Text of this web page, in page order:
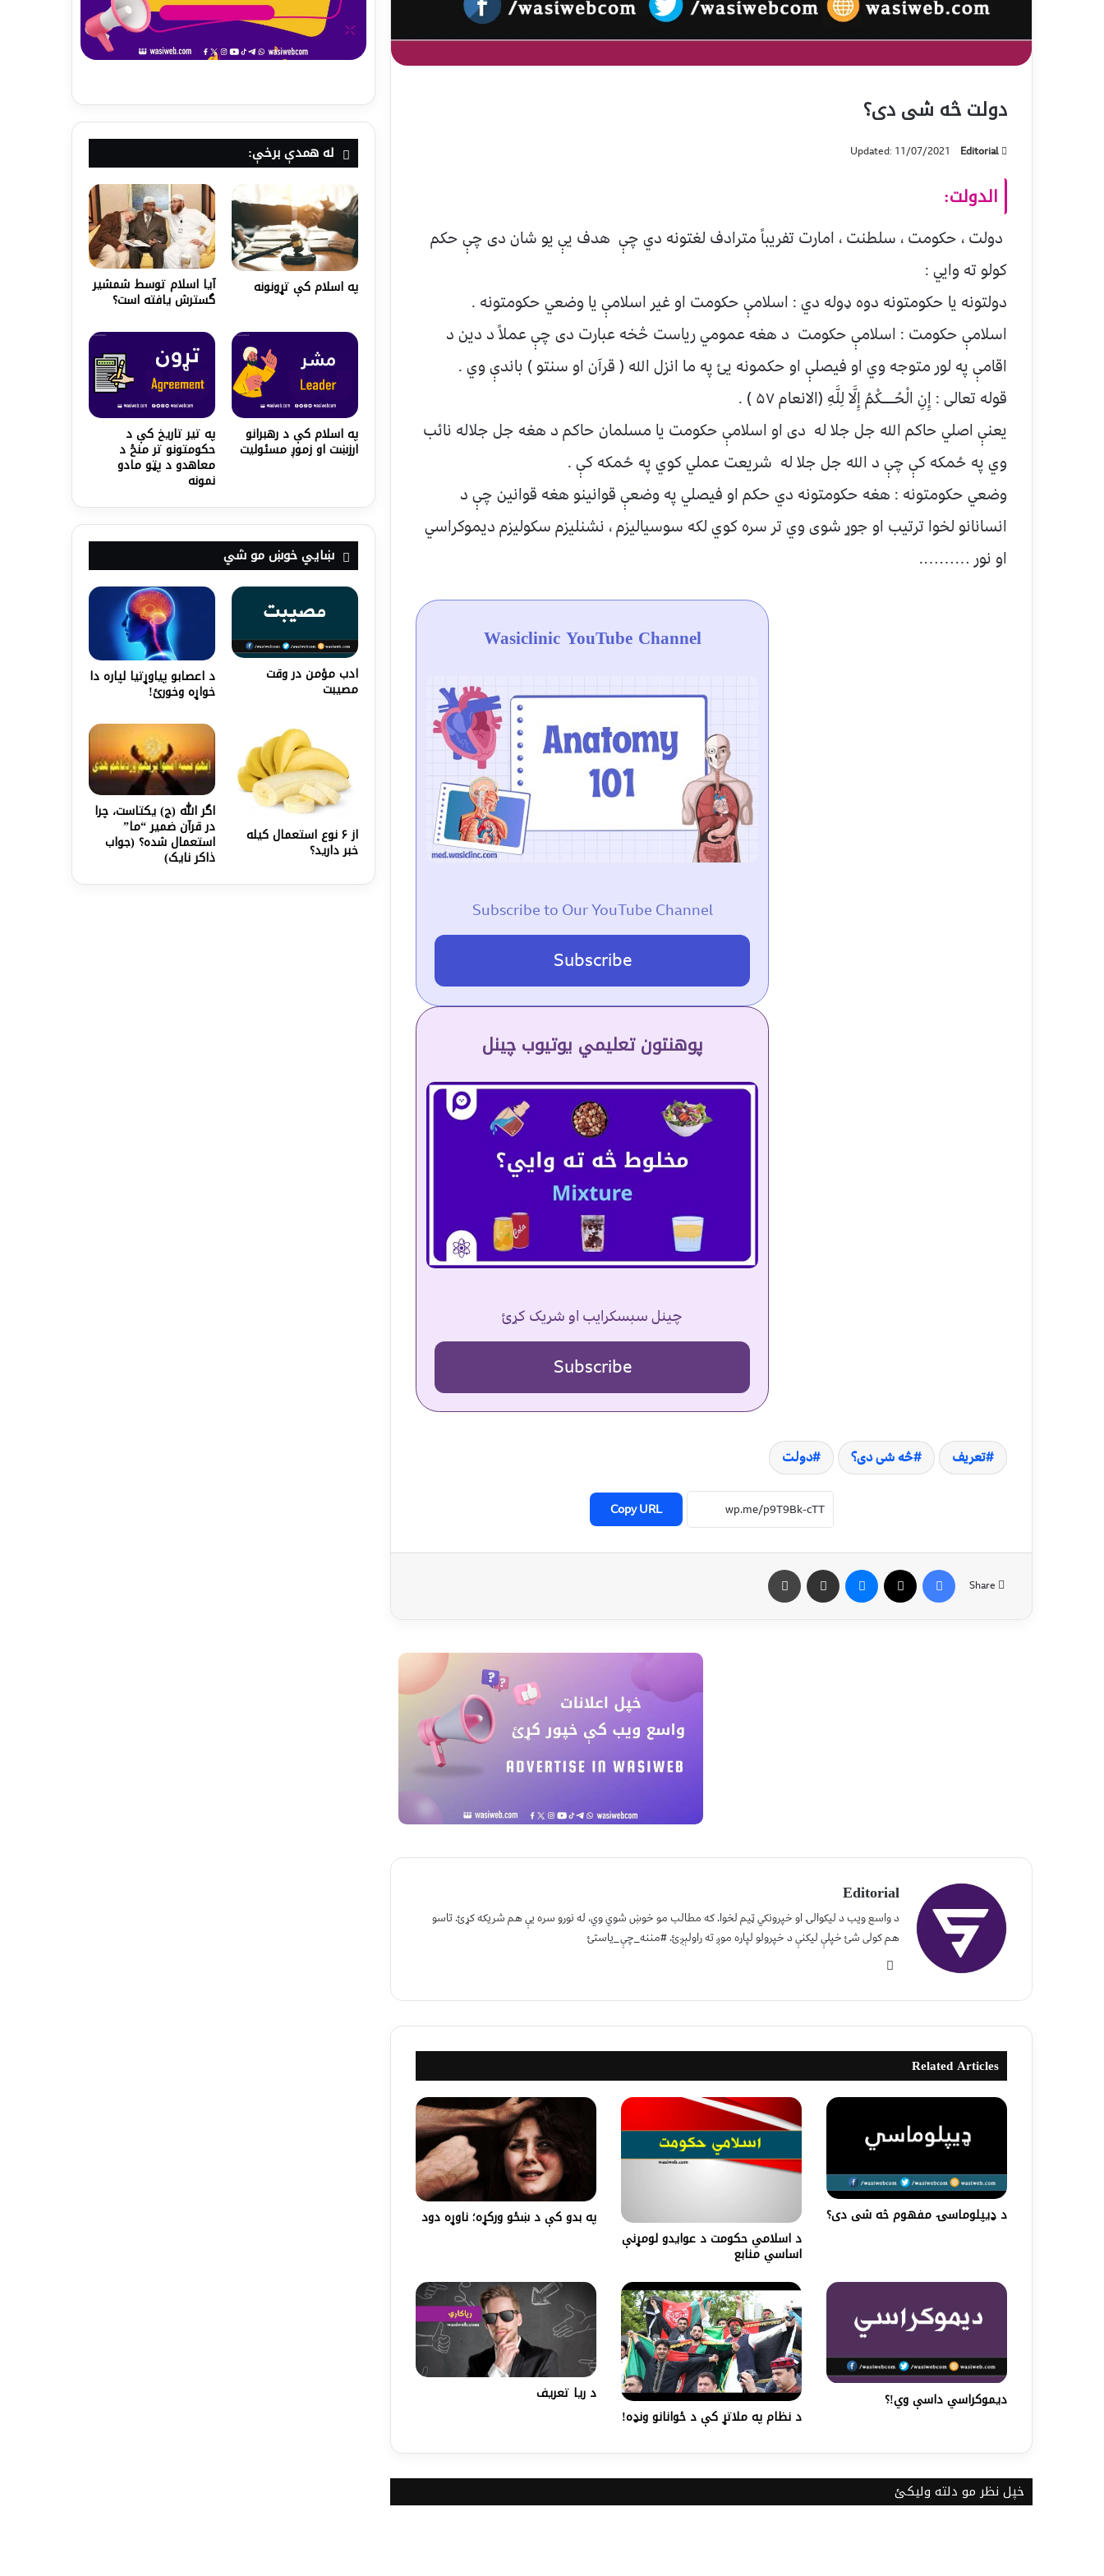
دولت څه شی دی؟
Editorial
Updated: 11/07/2021
الدولت:
دولت ، حکومت ، سلطنت ، امارت تفريباً مترادف لغتونه دي چې هدف يې يو شان دی چې حکم
کولو ته وايي :
دولتونه يا حکومتونه دوه ډوله دي : اسلامې حکومت او غير اسلامې يا وضعي حکومتونه .
اسلامې حکومت : اسلامې حکومت د هغه عمومي رياست څخه عبارت دی چې عملاً د دين د
اقامې په لور متوجه وي او فيصلې او حکمونه يئ په ما انزل الله ( قرآن او سنتو ) باندې وي .
قوله تعالی : إِنِ الْحُـــــكْمُ إِلَّا لِلَّهِ (الانعام ۵۷ ) .
يعنې اصلي حاکم الله جل جلا له دی او اسلامې حکومت يا مسلمان حاکم د هغه جل جلاله نائب
وي په ځمکه کې چې د الله جل جلا له شريعت عملي کوي په ځمکه کې .
وضعي حکومتونه : هغه حکومتونه دي حکم او فيصلي په وضعې قوانينو هغه قوانين چې د
انسانانو لخوا ترتيب او جوړ شوی وي تر سره کوي لکه سوسياليزم ، نشنليزم سکوليزم ديموکراسي
او نور ……….
Wasiclinic YouTube Channel
Subscribe to Our YouTube Channel
Subscribe
پوهنتون تعلیمي یوتیوب چینل
چینل سبسکرایب او شریک کړئ
Subscribe
تعریف څه شی دی؟ دولت
Copy URL
Share
Editorial
د واسع ویب د لیکوالۍ او خپرونکي ټیم لخوا. که مطالب مو خوښ شوي وي، له نورو سره یې هم شریکه کړئ. تاسو
هم کولی شئ خپلې لیکنې د خپرولو لپاره موږ ته راولېږئ. #مننه_چې_یاستئ
Related Articles
د ډيپلوماسۍ مفهوم څه شی دی؟
د اسلامي حکومت د عوایدو لومړنې
اساسي منابع
په بدو کې د ښځو ورکړه؛ ناوړه دود
دیموکراسي داسې وي!؟
د نظام په ملاتړ کې د ځوانانو ونډه!
د ريا تعريف
خپل نظر مو دلته ولیکئ
له همدې برخې:
په اسلام کې تړونونه آیا اسلام توسط شمشیر
گسترش یافته است؟
په اسلام کې د رهبرانو
ارزښت او زموږ مسئوليت
په تیر تاریخ کې د
حکومتونو تر منځ د
معاهدو د پټو مادو
نمونه
ښايي خوښ مو شي
ادب مؤمن در وقت
مصيبت
د اعصابو پیاوړتیا لپاره دا
خواړه وخورئ!
از ۶ نوع استعمال کیله
خبر دارید؟
اگر الله (ج) یکتاست، چرا
در قرآن ضمیر “ما”
استعمال شده؟ (جواب
ذاکر نایک)